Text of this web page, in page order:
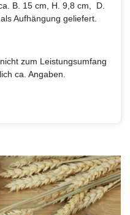
B. 15 cm, H. 9,8 cm, D.
Aufhängung geliefert.
zum Leistungsumfang
ca. Angaben.